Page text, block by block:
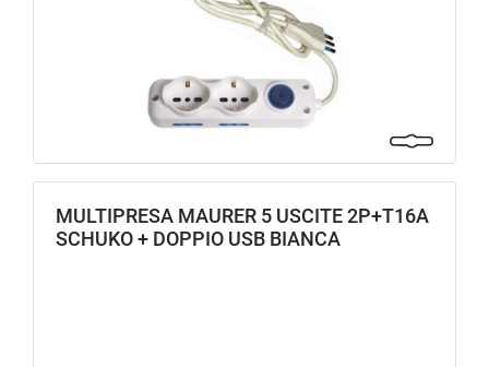
MULTIPRESA MAURER 5 USCITE 2P+T16A
SCHUKO + DOPPIO USB BIANCA